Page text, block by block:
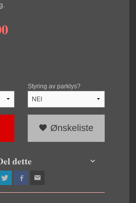
Styring av parklys?
Ønskeliste
dette